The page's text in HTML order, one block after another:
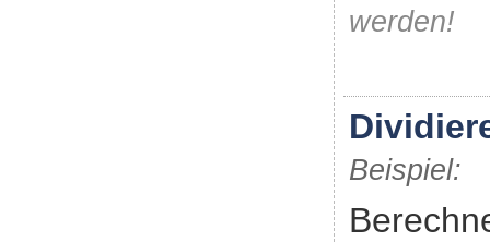
werden!
Beispiel: